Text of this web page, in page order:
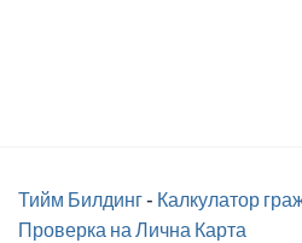
Тийм Билдинг- Калкулатор
Проверка на Лична Карта